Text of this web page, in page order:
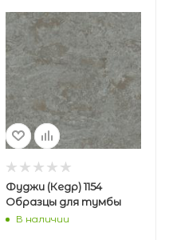
Фуджи (Кедр) 1154
Образцы для тумбы
В наличии